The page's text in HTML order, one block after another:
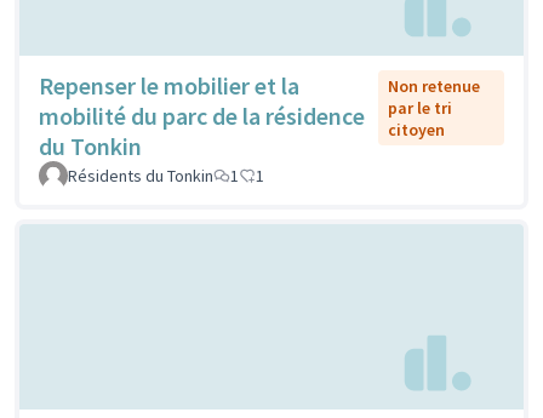
Repenser le mobilier et la
mobilité du parc de la résidence
du Tonkin
Non retenue
par le tri
citoyen
Résidents du Tonkin 1 1